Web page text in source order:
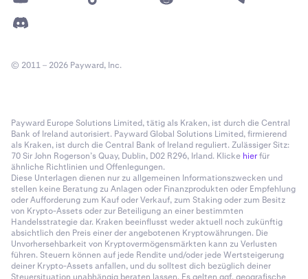
© 2011 – 2026 Payward, Inc.
Payward Europe Solutions Limited, tätig als Kraken, ist durch die Central
Bank of Ireland autorisiert. Payward Global Solutions Limited, firmierend
als Kraken, ist durch die Central Bank of Ireland reguliert. Zulässiger Sitz:
70 Sir John Rogerson’s Quay, Dublin, D02 R296, Irland. Klicke hierfür
ähnliche Richtlinien und Offenlegungen.
Diese Unterlagen dienen nur zu allgemeinen Informationszwecken und
stellen keine Beratung zu Anlagen oder Finanzprodukten oder Empfehlung
oder Aufforderung zum Kauf oder Verkauf, zum Staking oder zum Besitz
von Krypto-Assets oder zur Beteiligung an einer bestimmten
Handelsstrategie dar. Kraken beeinflusst weder aktuell noch zukünftig
absichtlich den Preis einer der angebotenen Kryptowährungen. Die
Unvorhersehbarkeit von Kryptovermögensmärkten kann zu Verlusten
führen. Steuern können auf jede Rendite und/oder jede Wertsteigerung
deiner Krypto-Assets anfallen, und du solltest dich bezüglich deiner